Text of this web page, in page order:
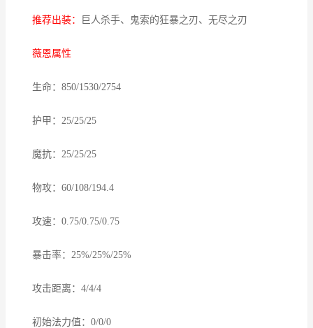
推荐出装： 巨人杀手、鬼索的狂暴之刃、无尽之刃
薇恩属性
生命：850/1530/2754
护甲：25/25/25
魔抗：25/25/25
物攻：60/108/194.4
攻速：0.75/0.75/0.75
暴击率：25%/25%/25%
攻击距离：4/4/4
初始法力值：0/0/0